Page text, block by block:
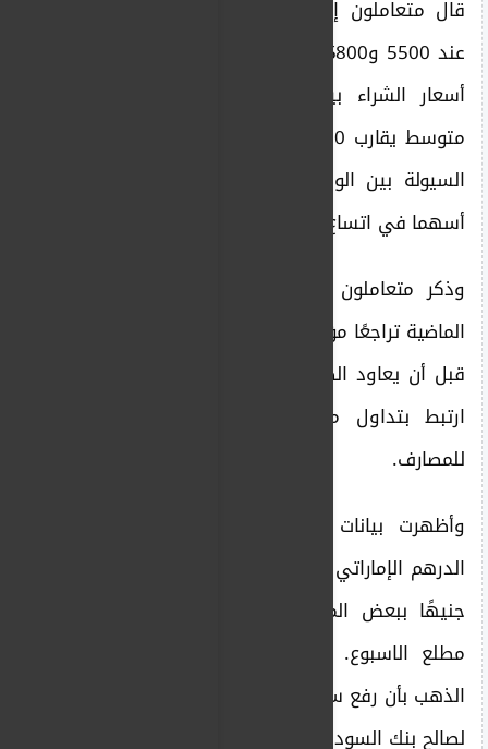
قال متعاملون إن نطاق البيع شمل مستويات
السيولة بين الولايات وحجم الطلب لدى التجار
أسهما في اتساع الفروقات.
وذكر متعاملون أن السوق شهد خلال الأيام
قبل أن يعاود الصعود، مشيرين إلى أن الهبوط
ارتبط بتداول معلومات عن ضخ نقد أجنبي
للمصارف.
وأظهرت بيانات السوق ارتفاع متوسط سعر
مطلع الاسبوع. كما أفادت مصادر في قطاع